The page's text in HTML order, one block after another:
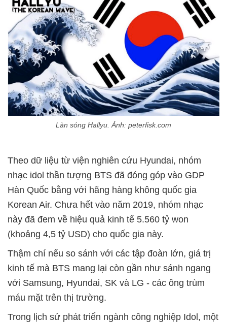
Làn sóng Hallyu. Ảnh: peterfisk.com
Theo dữ liệu từ viện nghiên cứu Hyundai, nhóm
nhạc idol thần tượng BTS đã đóng góp vào GDP
Hàn Quốc bằng với hãng hàng không quốc gia
Korean Air. Chưa hết vào năm 2019, nhóm nhạc
này đã đem về hiệu quả kinh tế 5.560 tỷ won
(khoảng 4,5 tỷ USD) cho quốc gia này.
Thậm chí nếu so sánh với các tập đoàn lớn, giá trị
kinh tế mà BTS mang lại còn gần như sánh ngang
với Samsung, Hyundai, SK và LG - các ông trùm
máu mặt trên thị trường.
Trong lịch sử phát triển ngành công nghiệp Idol, một